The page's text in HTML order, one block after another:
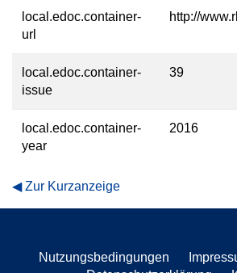
local.edoc.container-
url
http://
local.edoc.container-
issue
39
local.edoc.container-
year
2016
Zur Kurzanzeige
Nutzungsbedingungen